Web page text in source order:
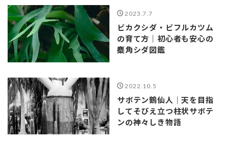
2023.7.7
ビカクシダ・ビフルカツム
の育て方｜初心者も安心の
麋角シダ図鑑
2022.10.5
サボテン鶴仙人｜天を目指
してそびえ立つ柱状サボテ
ンの神々しき物語